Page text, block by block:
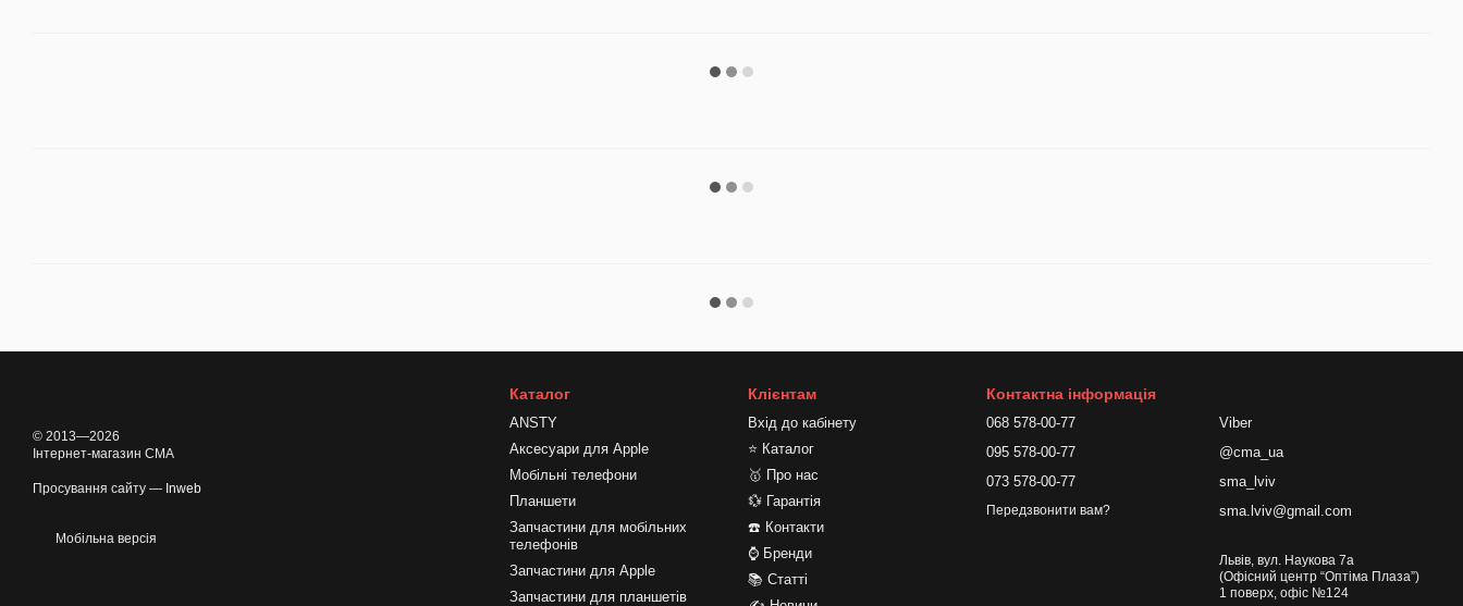
© 2013—2026
Інтернет-магазин CMA
Просування сайту — Inweb
Мобільна версія
Каталог
ANSTY
Аксесуари для Apple
Мобільні телефони
Планшети
Запчастини для мобільних
телефонів
Запчастини для Apple
Запчастини для планшетів
Клієнтам
Вхід до кабінету
⭐ Каталог
🥇 Про нас
💱 Гарантія
☎️ Контакти
⌚ Бренди
📚 Статті
Контактна інформація
068 578-00-77
095 578-00-77
073 578-00-77
Передзвонити вам?
Viber
@cma_ua
sma_lviv
sma.lviv@gmail.com
Львів, вул. Наукова 7а
(Офісний центр “Оптіма Плаза”)
1 поверх, офіс №124